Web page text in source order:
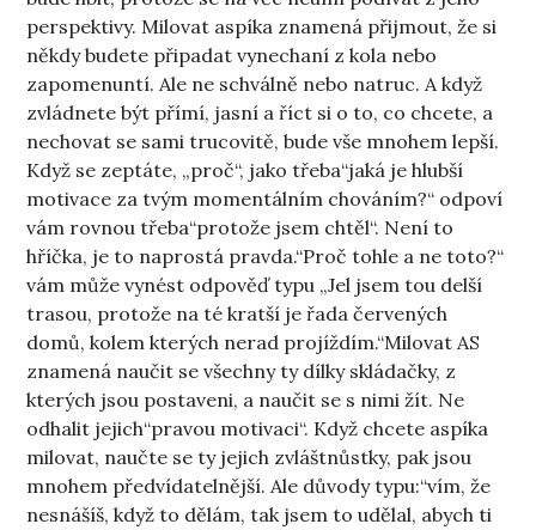
perspektivy. Milovat aspíka znamená přijmout, že si
někdy budete připadat vynechaní z kola nebo
zapomenuntí. Ale ne schválně nebo natruc. A když
zvládnete být přímí, jasní a říct si o to, co chcete, a
nechovat se sami trucovitě, bude vše mnohem lepší.
Když se zeptáte, „proč“, jako třeba“jaká je hlubší
motivace za tvým momentálním chováním?“ odpoví
vám rovnou třeba“protože jsem chtěl“. Není to
hříčka, je to naprostá pravda.“Proč tohle a ne toto?“
vám může vynést odpověď typu „Jel jsem tou delší
trasou, protože na té kratší je řada červených
domů, kolem kterých nerad projíždím.“Milovat AS
znamená naučit se všechny ty dílky skládačky, z
kterých jsou postaveni, a naučit se s nimi žít. Ne
odhalit jejich“pravou motivaci“. Když chcete aspíka
milovat, naučte se ty jejich zvláštnůstky, pak jsou
mnohem předvídatelnější. Ale důvody typu:“vím, že
nesnášíš, když to dělám, tak jsem to udělal, abych ti